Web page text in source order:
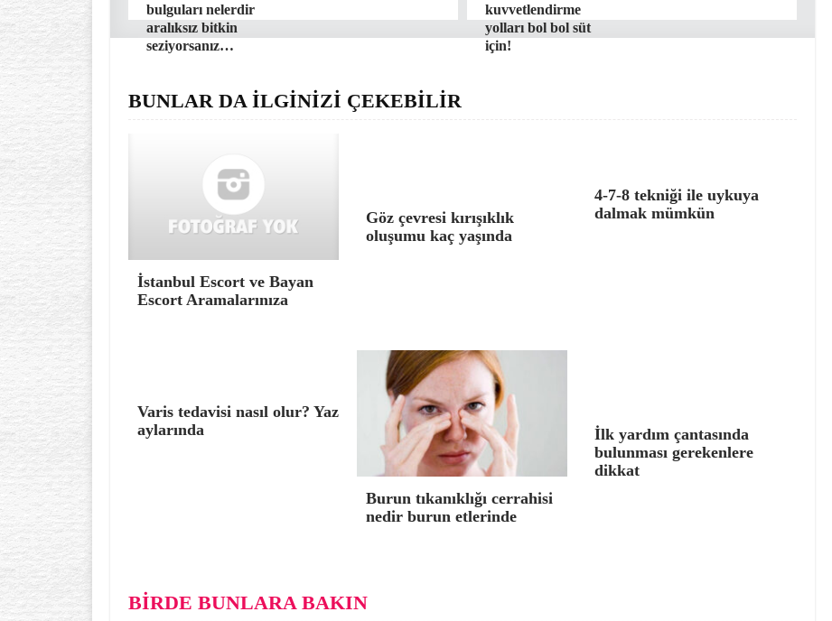
bulguları nelerdir
aralıksız bitkin
seziyorsanız…
kuvvetlendirme
yolları bol bol süt
için!
BUNLAR DA İLGİNİZİ ÇEKEBİLİR
İstanbul Escort ve Bayan
Escort Aramalarınıza
Göz çevresi kırışıklık
oluşumu kaç yaşında
4-7-8 tekniği ile uykuya
dalmak mümkün
Varis tedavisi nasıl olur? Yaz
aylarında
Burun tıkanıklığı cerrahisi
nedir burun etlerinde
İlk yardım çantasında
bulunması gerekenlere
dikkat
BİRDE BUNLARA BAKIN